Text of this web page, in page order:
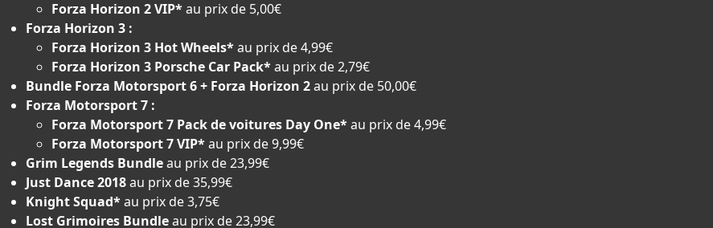
Forza Horizon 2 VIP*au prix de 5,00€
Forza Horizon 3 :
Forza Horizon 3 Hot Wheels*au prix de 4,99€
Forza Horizon 3 Porsche Car Pack*au prix de 2,79€
Bundle Forza Motorsport 6 + Forza Horizon 2au prix de 50,00€
Forza Motorsport 7 :
Forza Motorsport 7 Pack de voitures Day One*au prix de 4,99€
Forza Motorsport 7 VIP*au prix de 9,99€
Grim Legends Bundleau prix de 23,99€
Just Dance 2018au prix de 35,99€
Knight Squad*au prix de 3,75€
Lost Grimoires Bundleau prix de 23,99€